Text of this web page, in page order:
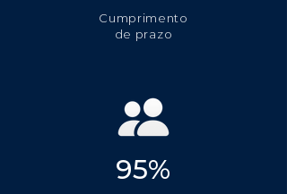
Cumprimento
de prazo
95%